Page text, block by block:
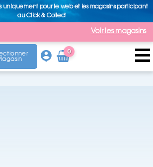
uniquement pour le web et les magasins participant
au Click & Collect
Voir les magasins
0
Arti
cle